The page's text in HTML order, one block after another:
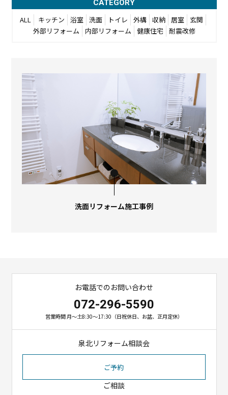
CATEGORY
ALL キッチン 浴室 洗面 トイレ 外構 収納 居室
玄関
外部リフォーム
内部リフォーム 健康住宅 耐震改修
洗面リフォーム施工事例
お電話でのお問い合わせ
072-296-5590
営業時間 月～土8:30～17:30（日祝休日、お盆、正月定休）
泉北リフォーム相談会
ご予約
ご相談